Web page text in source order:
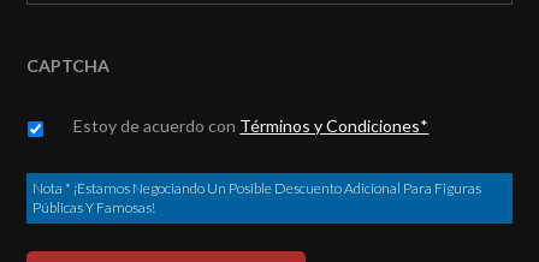
CAPTCHA
Untitled *
Estoy de acuerdo con Términos y Condiciones*
Nota * ¡Estamos Negociando Un Posible Descuento Adicional Para Figuras
Públicas Y Famosas!